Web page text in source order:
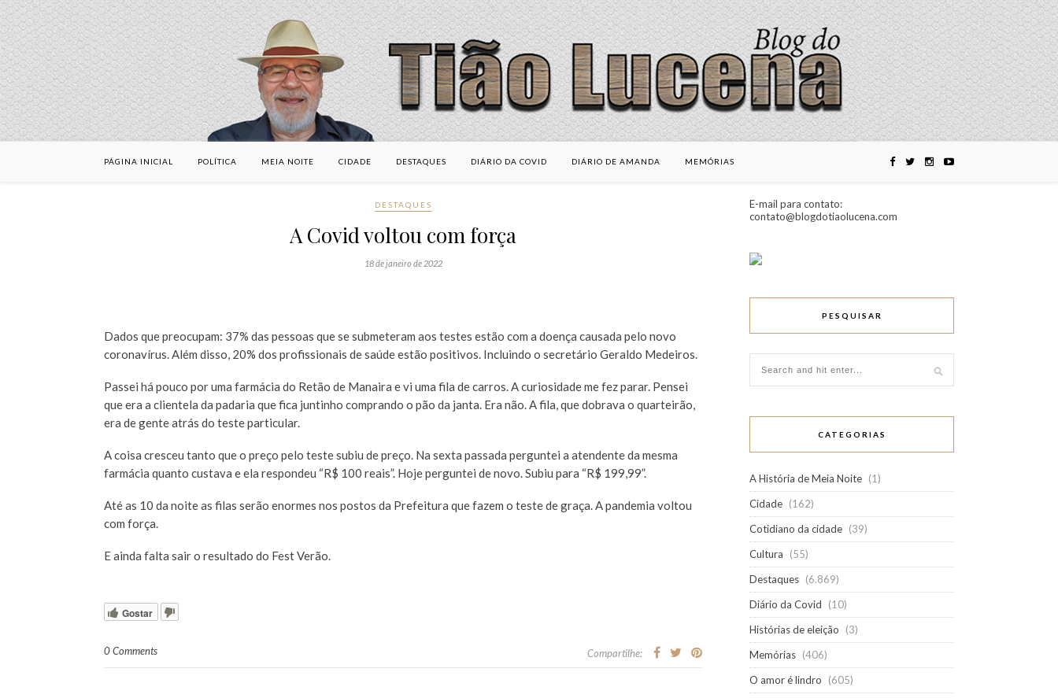
PÁGINA INICIAL POLÍTICA MEIA NOITE CIDADE DESTAQUES DIÁRIO DA COVID DIÁRIO DE AMANDA MEMÓRIAS
DESTAQUES
A Covid voltou com força
18 de janeiro de 2022
Dados que preocupam: 37% das pessoas que se submeteram aos testes estão com a doença causada pelo novo
coronavírus. Além disso, 20% dos profissionais de saúde estão positivos. Incluindo o secretário Geraldo Medeiros.
Passei há pouco por uma farmácia do Retão de Manaira e vi uma fila de carros. A curiosidade me fez parar. Pensei
que era a clientela da padaria que fica juntinho comprando o pão da janta. Era não. A fila, que dobrava o quarteirão,
era de gente atrás do teste particular.
A coisa cresceu tanto que o preço pelo teste subiu de preço. Na sexta passada perguntei a atendente da mesma
farmácia quanto custava e ela respondeu “R$ 100 reais”. Hoje perguntei de novo. Subiu para “R$ 199,99”.
Até as 10 da noite as filas serão enormes nos postos da Prefeitura que fazem o teste de graça. A pandemia voltou
com força.
E ainda falta sair o resultado do Fest Verão.
Gostar
0 Comments Compartilhe:
E-mail para contato:
contato@blogdotiaolucena.com
PESQUISAR
CATEGORIAS
A História de Meia Noite (1)
Cidade (162)
Cotidiano da cidade (39)
Cultura
(55)
Destaques (6.869)
Diário da Covid
(10)
Histórias de eleição
(3)
Memórias (406)
O amor é lindro
(605)